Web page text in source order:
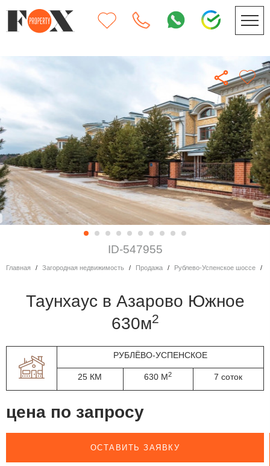
ID-547955
Главная Загородная недвижимость Продажа Рублево-Успенское шоссе
таунхаус в Азарово Южное
630м2
РУБЛЁВО-УСПЕНСКОЕ
25 КМ 630 М2 7 соток
цена по запросу
ОСТАВИТЬ ЗАЯВКУ